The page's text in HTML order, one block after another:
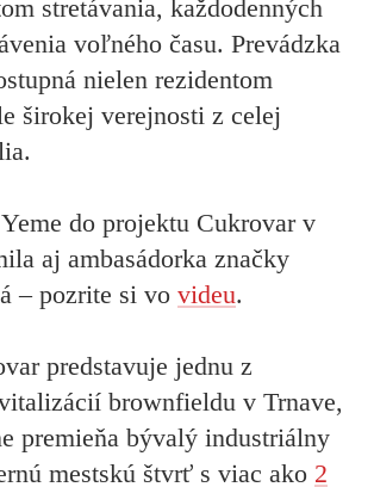
stretávania, každodenných
voľného času. Prevádzka
nielen rezidentom
širokej verejnosti z celej
do projektu Cukrovar v
aj ambasádorka značky
– pozrite si vo videu.
predstavuje jednu z
brownfieldu v Trnave,
premieňa bývalý industriálny
mestskú štvrť s viac ako 2